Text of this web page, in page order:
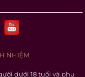
NHIỆM
dưới 18 tuổi và phụ